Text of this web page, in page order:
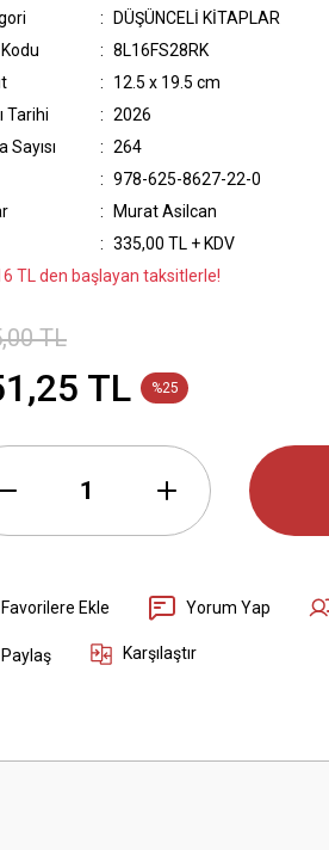
DÜŞÜNCELİ KİTAPLAR
8L16FS28RK
12.5 x 19.5 cm
Tarihi
2026
Sayısı
264
978-625-8627-22-0
Murat Asilcan
335,00 TL + KDV
TL den başlayan taksitlerle!
TL
TL %25
Yorum Yap
Paylaş Karşılaştır